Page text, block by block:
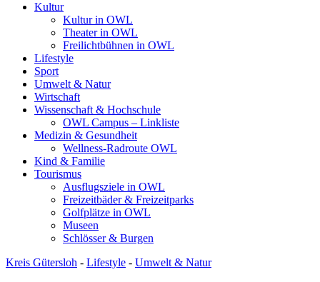
Kultur
Kultur in OWL
Theater in OWL
Freilichtbühnen in OWL
Lifestyle
Sport
Umwelt & Natur
Wirtschaft
Wissenschaft & Hochschule
OWL Campus – Linkliste
Medizin & Gesundheit
Wellness-Radroute OWL
Kind & Familie
Tourismus
Ausflugsziele in OWL
Freizeitbäder & Freizeitparks
Golfplätze in OWL
Museen
Schlösser & Burgen
Kreis Gütersloh - Lifestyle - Umwelt & Natur